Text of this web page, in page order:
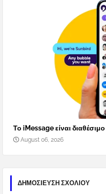
Το iMessage είναι
August 06, 2026
ΔΗΜΟΣΊΕΥΣΗ ΣΧΟΛΊΟΥ